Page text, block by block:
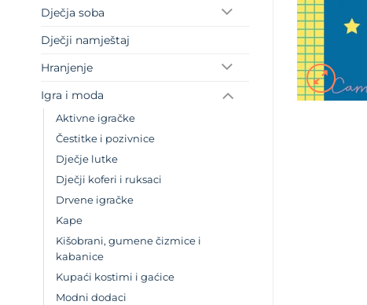
Dječja soba
Dječji namještaj
Hranjenje
Igra i moda
Aktivne igračke
Čestitke i pozivnice
Dječje lutke
Dječji koferi i ruksaci
Drvene igračke
Kape
Kišobrani, gumene čizmice i
kabanice
Kupaći kostimi i gaćice
Modni dodaci